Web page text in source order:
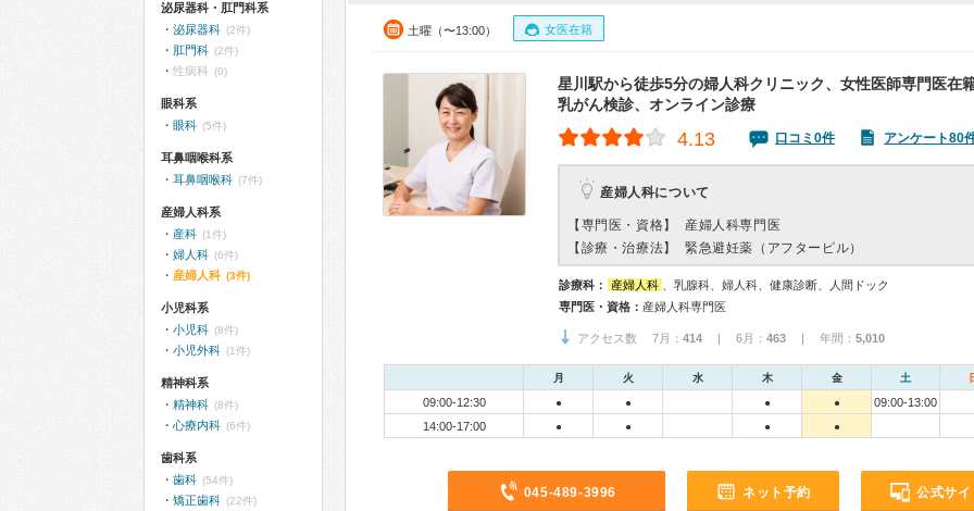
土曜（〜13:00） 女医在籍
星川駅から徒歩5分の婦人科クリニック、女性医師専門医在
乳がん検診、オンライン診療
4.13 口コミ0件 アンケート80
産婦人科について
【専門医・資格】
産婦人科専門医
【診療・治療法】
緊急避妊薬（アフターピル）
診療科： 産婦人科
、乳腺科、婦人科、健康診断、人間ドック
専門医・資格： 産婦人科専門医
アクセス数 7月： 414 | 6月： 463 | 年間： 5,010
月 火 水 木 金 土
09:00-12:30 ● ● ● ●
09:00-13:00
14:00-17:00
● ● ● ●
045-489-3996 ネット予約 公式サイ
泌尿器科・肛門科系
泌尿器科 (2件)
肛門科 (2件)
性病科 (0)
眼科系
眼科 (5件)
耳鼻咽喉科系
耳鼻咽喉科 (7件)
産婦人科系
産科 (1件)
婦人科 (6件)
産婦人科 (3件)
小児科系
小児科 (8件)
小児外科 (1件)
精神科系
精神科 (8件)
心療内科 (6件)
歯科系
歯科 (54件)
矯正歯科 (22件)